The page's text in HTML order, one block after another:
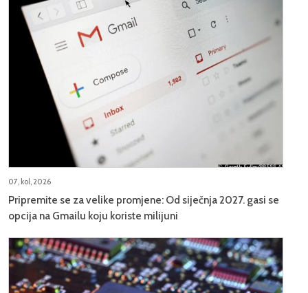
07, kol, 2026
Pripremite se za velike promjene: Od siječnja 2027. gasi se
opcija na Gmailu koju koriste milijuni